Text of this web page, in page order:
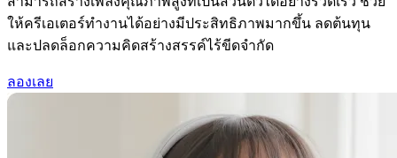
ให้ครีเอเตอร์ทำงานได้อย่างมีประสิทธิภาพมากขึ้น ลดต้นทุน
และปลดล็อกความคิดสร้างสรรค์ไร้ขีดจำกัด
ลองเลย